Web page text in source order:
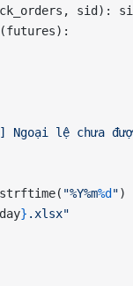
sid):
] Ngoại lệ chưa
"%Y%m%d ")
} .xlsx"